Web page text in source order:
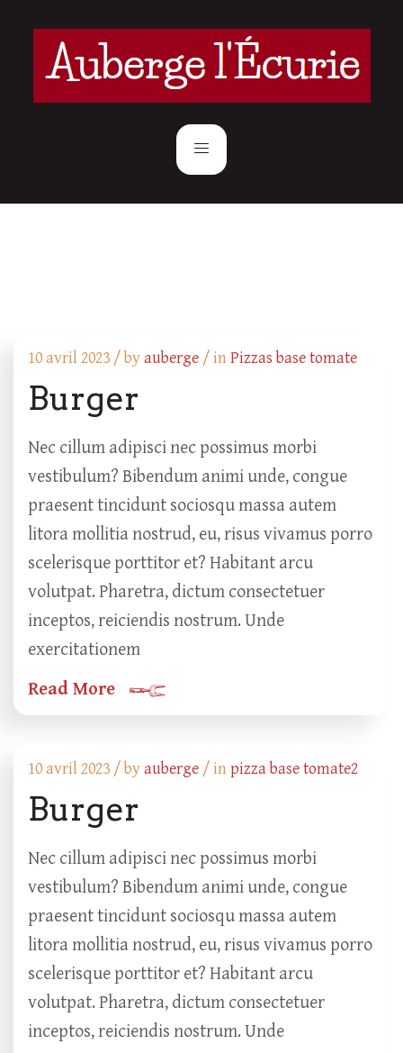
10 avril 2023 /byauberge / inPizzas base tomate
Burger
Nec cillum adipisci nec possimus morbi
vestibulum? Bibendum animi unde, congue
praesent tincidunt sociosqu massa autem
litora mollitia nostrud, eu, risus vivamus porro
scelerisque porttitor et? Habitant arcu
volutpat. Pharetra, dictum consectetuer
inceptos, reiciendis nostrum. Unde
exercitationem
Read More
10 avril 2023 /byauberge / inpizza base tomate2
Burger
Nec cillum adipisci nec possimus morbi
vestibulum? Bibendum animi unde, congue
praesent tincidunt sociosqu massa autem
litora mollitia nostrud, eu, risus vivamus porro
scelerisque porttitor et? Habitant arcu
volutpat. Pharetra, dictum consectetuer
inceptos, reiciendis nostrum. Unde